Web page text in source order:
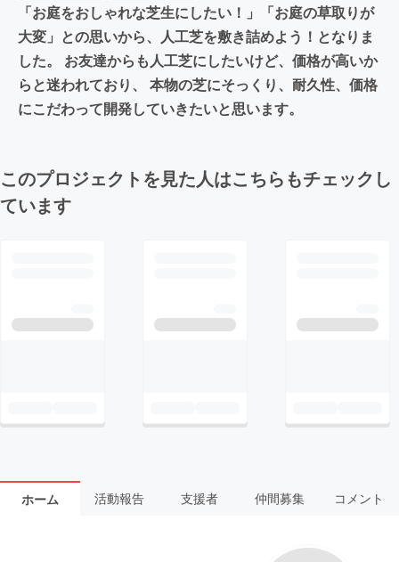
「お庭をおしゃれな芝生にしたい！」「お庭の草取りが
大変」との思いから、人工芝を敷き詰めよう！となりま
した。 お友達からも人工芝にしたいけど、価格が高いか
らと迷われており、 本物の芝にそっくり、耐久性、価格
にこだわって開発していきたいと思います。
このプロジェクトを見た人はこちらもチェックし
ています
ホーム 活動報告 支援者 仲間募集 コメント